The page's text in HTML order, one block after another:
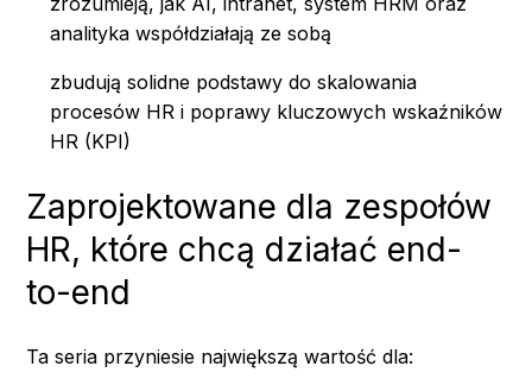
analityka współdziałają ze sobą
zbudują solidne podstawy do skalowania
procesów HR i poprawy kluczowych wskaźników
HR (KPI)
Zaprojektowane dla zespołów
HR, które chcą działać end-
to-end
Ta seria przyniesie największą wartość dla: